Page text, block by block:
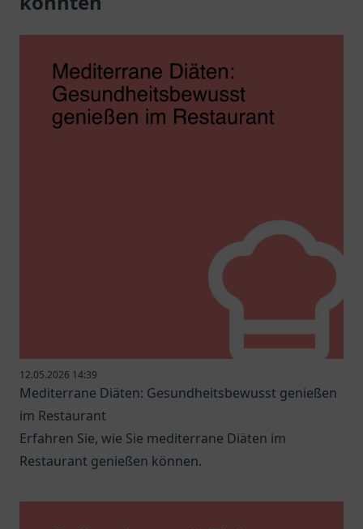
12.05.2026 14:39
Mediterrane Diäten: Gesundheitsbewusst genießen
im Restaurant
Erfahren Sie, wie Sie mediterrane Diäten im
Restaurant genießen können.